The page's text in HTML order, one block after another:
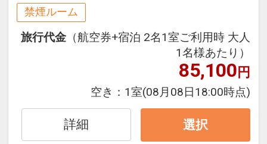
します。また、館内には開放的なレ
ストラン＆バー、フィットネスルー
ムもあり、充実した滞在をお約束し
ます。朝食には和洋のメニューをご
用意。大型スマートTVでお好きな動
画コンテンツを楽しみながら、旅の
もビジネスにも最適な立地と設備
で、快適な京都滞在をお楽しみいた
禁煙ルーム
旅行代金 （航空券+宿泊 2名1室ご利用時 大人
1名様あたり）
85,100円
空き： 1室(08月08日18:00時点)
詳細 選択